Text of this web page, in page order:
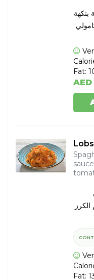
بنكهة
Fat:
AED
Fat: